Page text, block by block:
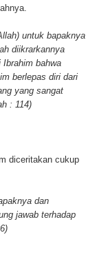
untuk bapaknya
diikrarkannya
bahwa
berlepas diri dari
yang sangat
: 114)
diceritakan cukup
dan
jawab terhadap